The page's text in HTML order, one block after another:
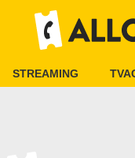
STREAMING